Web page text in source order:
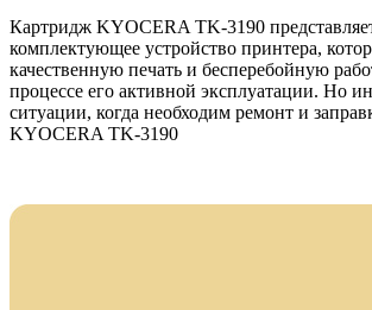
Картридж KYOCERA TK-3190
комплектующее устройство принтера,
качественную печать и бесперебойную
процессе его активной эксплуатации. Но
ситуации, когда необходим ремонт и
KYOCERA TK-3190